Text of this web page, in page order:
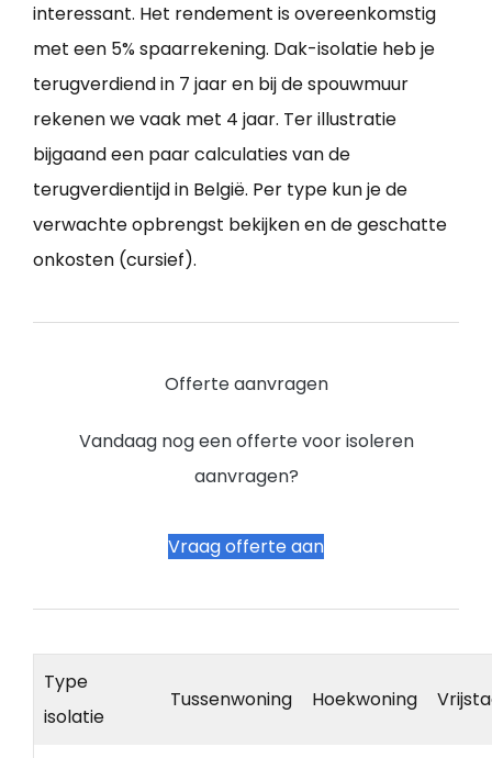
interessant. Het rendement is overeenkomstig
met een 5% spaarrekening. Dak-isolatie heb je
terugverdiend in 7 jaar en bij de spouwmuur
rekenen we vaak met 4 jaar. Ter illustratie
bijgaand een paar calculaties van de
terugverdientijd in België. Per type kun je de
verwachte opbrengst bekijken en de geschatte
onkosten (cursief).
Offerte aanvragen
Vandaag nog een offerte voor isoleren
aanvragen?
Vraag offerte aan
Type
isolatie
Tussenwoning Hoekwoning